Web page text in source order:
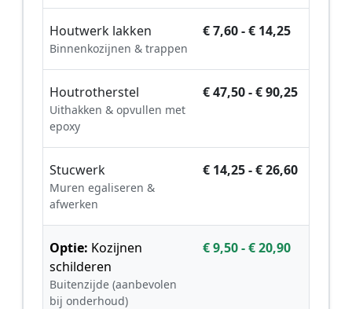
Houtwerk lakken
Binnenkozijnen & trappen
€ 7,60 - € 14,25
Houtrotherstel
Uithakken & opvullen met
epoxy
€ 47,50 - € 90,25
Stucwerk
Muren egaliseren &
afwerken
€ 14,25 - € 26,60
Optie: Kozijnen
schilderen
Buitenzijde (aanbevolen
bij onderhoud)
€ 9,50 - € 20,90